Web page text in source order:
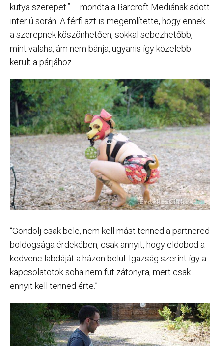
kutya szerepet.” – mondta a Barcroft Mediának adott
interjú során. A férfi azt is megemlítette, hogy ennek
a szerepnek köszönhetően, sokkal sebezhetőbb,
mint valaha, ám nem bánja, ugyanis így közelebb
került a párjához.
“Gondolj csak bele, nem kell mást tenned a partnered
boldogsága érdekében, csak annyit, hogy eldobod a
kedvenc labdáját a házon belül. Igazság szerint így a
kapcsolatotok soha nem fut zátonyra, mert csak
ennyit kell tenned érte.”